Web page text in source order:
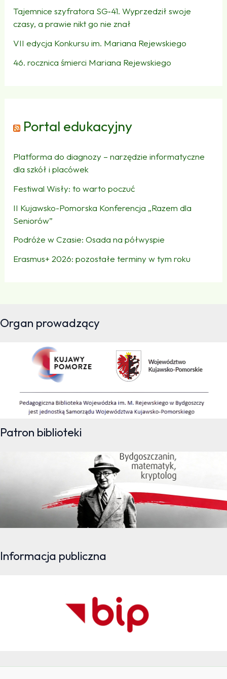
Tajemnice szyfratora SG‑41. Wyprzedził swoje
czasy, a prawie nikt go nie znał
VII edycja Konkursu im. Mariana Rejewskiego
46. rocznica śmierci Mariana Rejewskiego
Portal edukacyjny
Platforma do diagnozy – narzędzie informatyczne
dla szkół i placówek
Festiwal Wisły: to warto poczuć
II Kujawsko-Pomorska Konferencja „Razem dla
Seniorów”
Podróże w Czasie: Osada na półwyspie
Erasmus+ 2026: pozostałe terminy w tym roku
Organ prowadzący
Patron biblioteki
Informacja publiczna